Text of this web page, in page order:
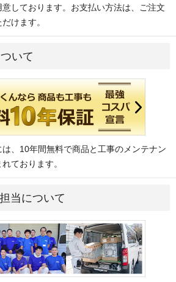
しております。お支払い方法は、ご注文
けます。
いて
、10年間無料で商品と工事のメンテナン
ております。
当について